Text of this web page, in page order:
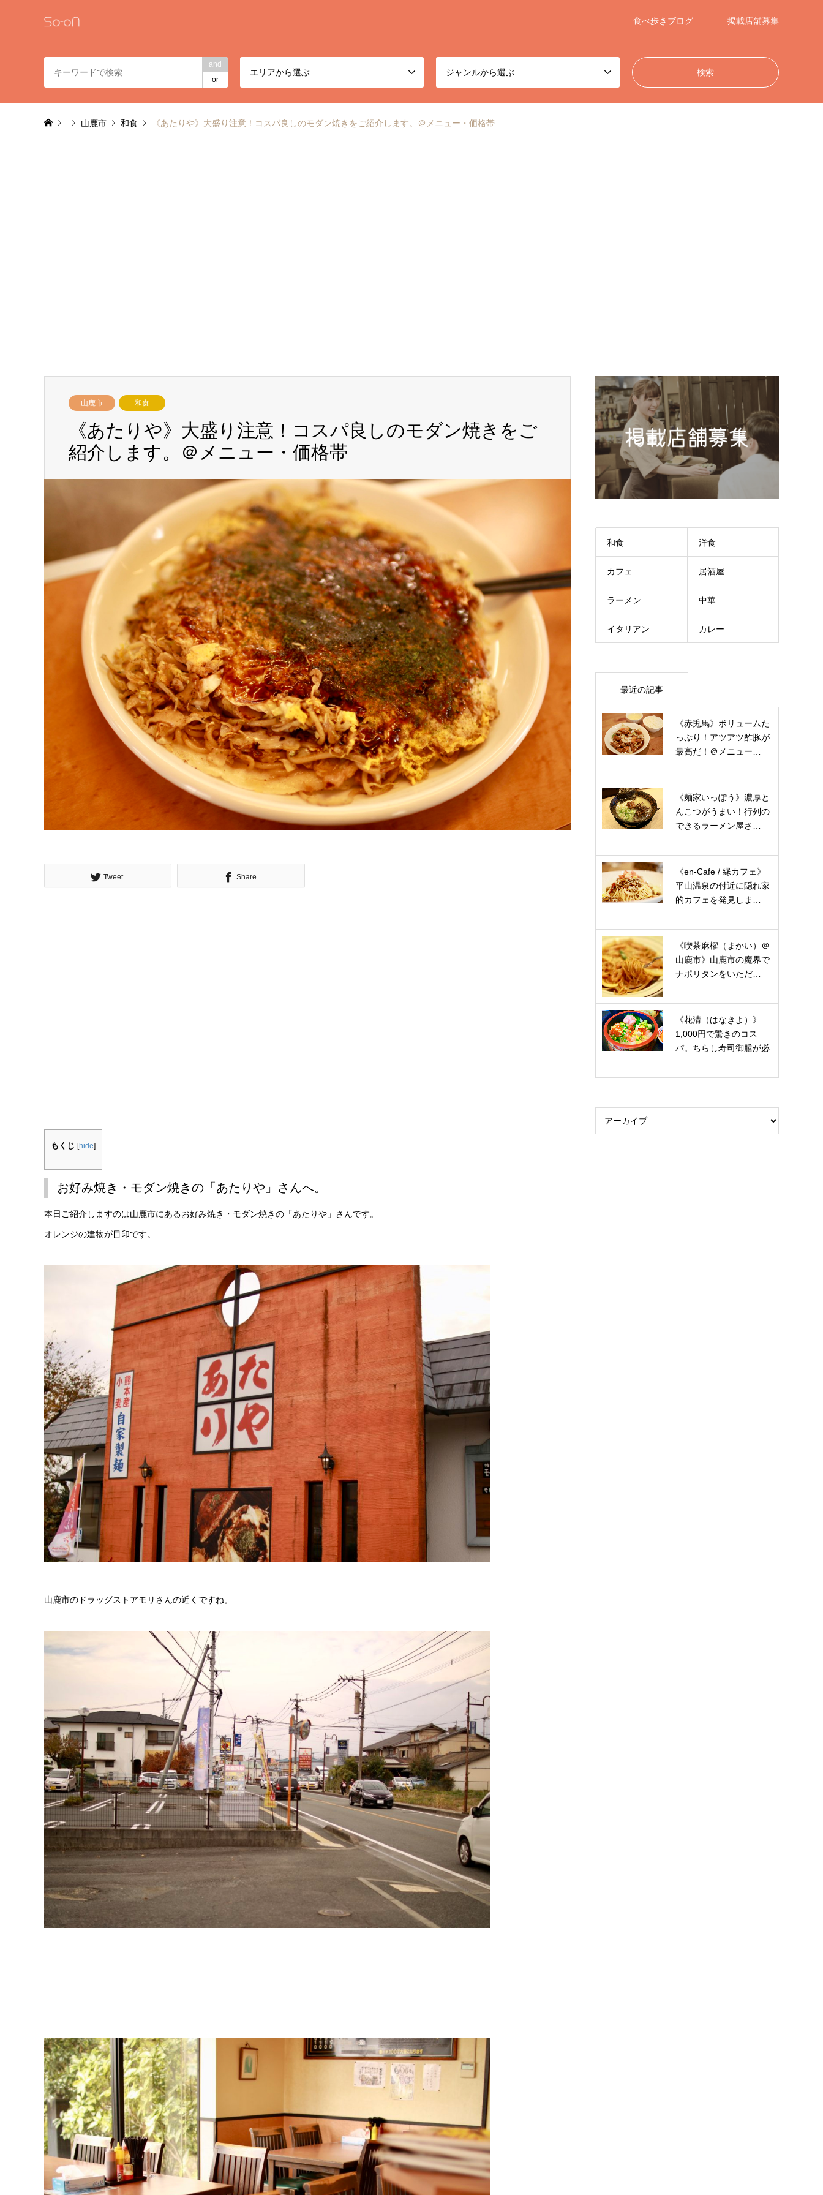
食べ歩きブログ 掲載店舗募集
and
or
エリアから選ぶ ジャンルから選ぶ
山鹿市 和食 《あたりや》大盛り注意！コスパ良しのモダン焼きをご紹介します。＠メニュー・価格帯
山鹿市 和食
《あたりや》大盛り注意！コスパ良しのモダン焼きをご
紹介します。＠メニュー・価格帯
Tweet Share
もくじ [hide]
お好み焼き・モダン焼きの「あたりや」さんへ。
本日ご紹介しますのは山鹿市にあるお好み焼き・モダン焼きの「あたりや」さんです。
オレンジの建物が目印です。
山鹿市のドラッグストアモリさんの近くですね。
和食 洋食
カフェ 居酒屋
ラーメン 中華
イタリアン カレー
最近の記事
《赤兎馬》ボリュームた
っぷり！アツアツ酢豚が
最高だ！＠メニュー…
《麺家いっぽう》濃厚と
んこつがうまい！行列の
できるラーメン屋さ…
《en-Cafe / 縁カフェ》
平山温泉の付近に隠れ家
的カフェを発見しま…
《喫茶麻櫂（まかい）＠
山鹿市》山鹿市の魔界で
ナポリタンをいただ…
《花清（はなきよ）》
1,000円で驚きのコス
パ。ちらし寿司御膳が必